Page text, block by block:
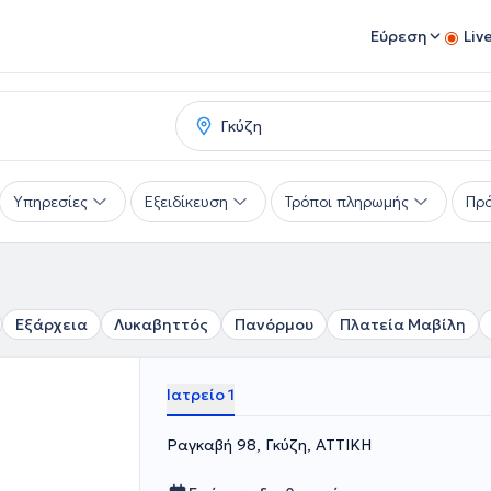
Εύρεση
Υπηρεσίες Εξειδίκευση Τρόποι πληρωμής
Εξάρχεια Λυκαβηττός Πανόρμου Πλατεία Μαβίλη
Ιατρείο 1
Ραγκαβή 98, Γκύζη, ΑΤΤΙΚΗ